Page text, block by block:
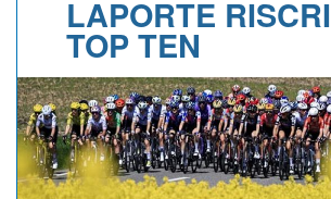
ALBI D'ORO
NEWSLETTER
LAPORTE
TOP TEN